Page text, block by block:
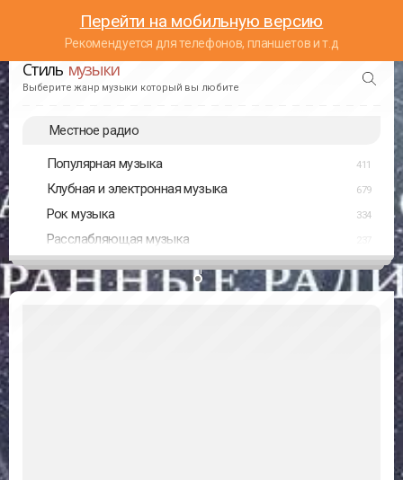
Перейти на мобильную версию
Рекомендуется для телефонов, планшетов и т.д
Стиль музыки
Выберите жанр музыки который вы любите
Местное радио
Популярная музыка 411
Клубная и электронная музыка 679
Рок музыка 334
Расслабляющая музыка